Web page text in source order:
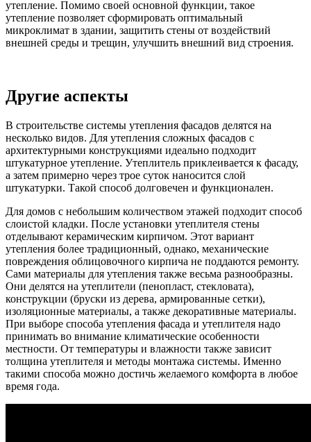
утепление. Помимо своей основной функции, такое
утепление позволяет сформировать оптимальный
микроклимат в здании, защитить стены от воздействий
внешней среды и трещин, улучшить внешний вид строения.
Другие аспекты
В строительстве системы утепления фасадов делятся на
несколько видов. Для утепления сложных фасадов с
архитектурными конструкциями идеально подходит
штукатурное утепление. Утеплитель приклеивается к фасаду,
а затем примерно через трое суток наносится слой
штукатурки. Такой способ долговечен и функционален.
Для домов с небольшим количеством этажей подходит способ
слоистой кладки. После установки утеплителя стены
отделывают керамическим кирпичом. Этот вариант
утепления более традиционный, однако, механические
повреждения облицовочного кирпича не поддаются ремонту.
Сами материалы для утепления также весьма разнообразны.
Они делятся на утеплители (пенопласт, стекловата),
конструкции (бруски из дерева, армированные сетки),
изоляционные материалы, а также декоративные материалы.
При выборе способа утепления фасада и утеплителя надо
принимать во внимание климатические особенности
местности. От температуры и влажности также зависит
толщина утеплителя и методы монтажа системы. Именно
такими способа можно достичь желаемого комфорта в любое
время года.